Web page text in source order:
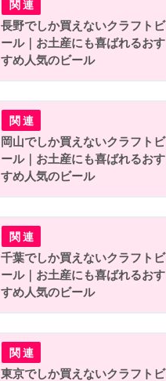
長野でしか買えないクラフトビ
ール｜お土産にも喜ばれるおす
すめ人気のビール
岡山でしか買えないクラフトビ
ール｜お土産にも喜ばれるおす
すめ人気のビール
千葉でしか買えないクラフトビ
ール｜お土産にも喜ばれるおす
すめ人気のビール
東京でしか買えないクラフトビ